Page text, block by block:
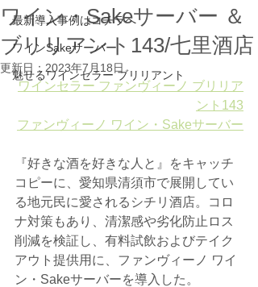
最新導入事例はコチラへ
ワインSakeサーバー
魅せるワインセラー ブリリアント
ワイン・Sakeサーバー ＆
ブリリアント143/七里酒店
更新日： 2023年7月18日
ワインセラー ファンヴィーノ ブリリア
ント143
ファンヴィーノ ワイン・Sakeサーバー
『好きな酒を好きな人と』をキャッチ
コピーに、愛知県清須市で展開してい
る地元民に愛されるシチリ酒店。コロ
ナ対策もあり、清潔感や劣化防止ロス
削減を検証し、有料試飲およびテイク
アウト提供用に、ファンヴィーノ ワイ
ン・Sakeサーバーを導入した。